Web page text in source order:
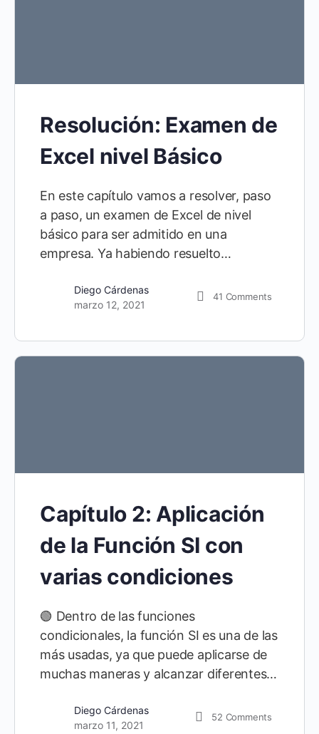
Resolución: Examen de
Excel nivel Básico
En este capítulo vamos a resolver, paso
a paso, un examen de Excel de nivel
básico para ser admitido en una
empresa. Ya habiendo resuelto…
Diego Cárdenas
marzo 12, 2021
41 Comments
Capítulo 2: Aplicación
de la Función SI con
varias condiciones
🟢 Dentro de las funciones
condicionales, la función SI es una de las
más usadas, ya que puede aplicarse de
muchas maneras y alcanzar diferentes…
Diego Cárdenas
marzo 11, 2021
52 Comments